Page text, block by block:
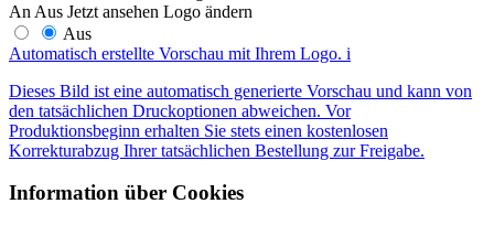
An Aus Jetzt ansehen Logo ändern
Aus
Automatisch erstellte Vorschau mit Ihrem Logo. i
Dieses Bild ist eine automatisch generierte Vorschau und kann von
den tatsächlichen Druckoptionen abweichen. Vor
Produktionsbeginn erhalten Sie stets einen kostenlosen
Korrekturabzug Ihrer tatsächlichen Bestellung zur Freigabe.
Information über Cookies